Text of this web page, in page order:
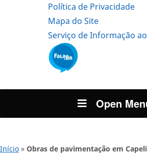
Política de Privacidade
Mapa do Site
Serviço de Informação
Open
Início » Obras de pavimentação em